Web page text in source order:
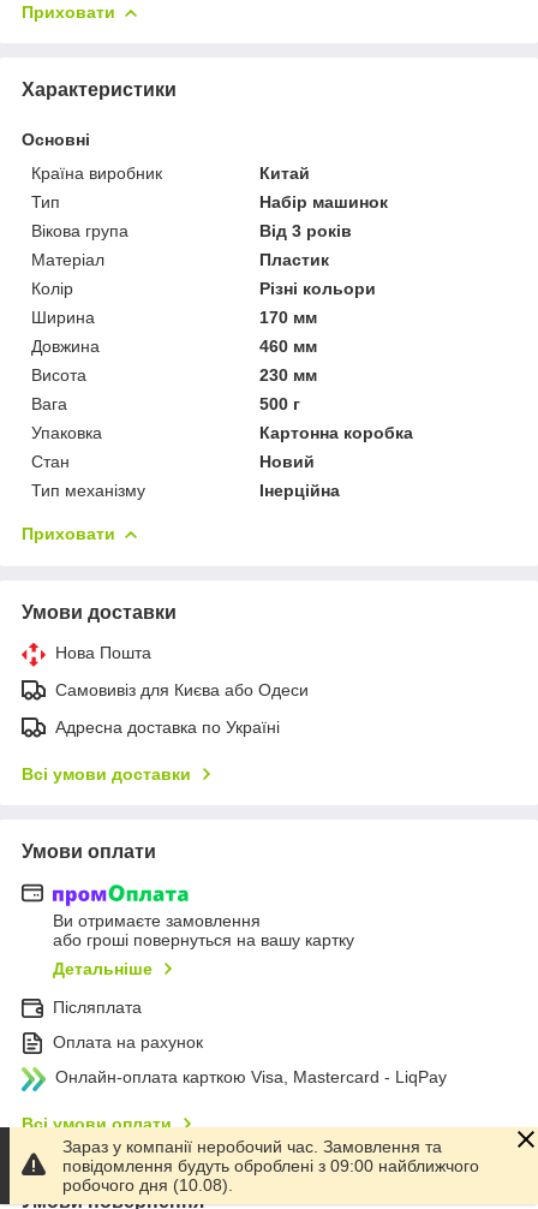
Приховати
Характеристики
Основні
Країна виробник
Китай
Тип
Набір машинок
Вікова група
Від 3 років
Матеріал
Пластик
Колір
Різні кольори
Ширина
170 мм
Довжина
460 мм
Висота
230 мм
Вага
500 г
Упаковка
Картонна коробка
Стан
Новий
Тип механізму
Інерційна
Приховати
Умови доставки
Нова Пошта
Самовивіз для Києва або Одеси
Адресна доставка по Україні
Всі умови доставки
Умови оплати
Ви отримаєте замовлення
або гроші повернуться на вашу картку
Детальніше
Післяплата
Оплата на рахунок
Онлайн-оплата карткою Visa, Mastercard - LiqPay
Всі умови оплати
Умови повернення
Зараз у компанії неробочий час. Замовлення та
повідомлення будуть оброблені з 09:00 найближчого
робочого дня (10.08).